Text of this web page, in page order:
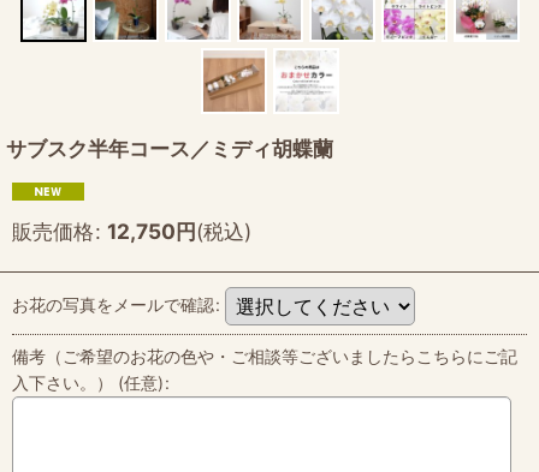
サブスク半年コース／ミディ胡蝶蘭
販売価格: 12,750円(税込)
お花の写真をメールで確認:
備考（ご希望のお花の色や・ご相談等ございましたらこちらにご記
入下さい。） (任意):